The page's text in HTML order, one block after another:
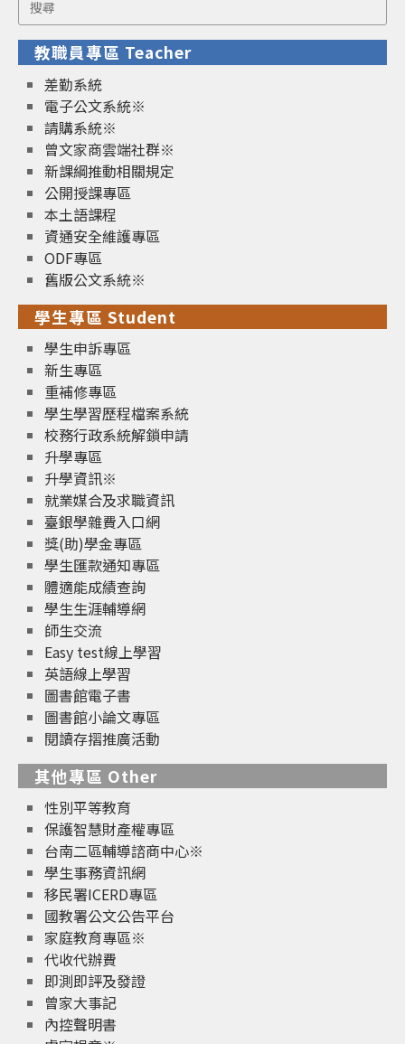
for:
教職員專區 Teacher
差勤系統
電子公文系統※
請購系統※
曾文家商雲端社群※
新課綱推動相關規定
公開授課專區
本土語課程
資通安全維護專區
ODF專區
舊版公文系統※
學生專區 Student
學生申訴專區
新生專區
重補修專區
學生學習歷程檔案系統
校務行政系統解鎖申請
升學專區
升學資訊※
就業媒合及求職資訊
臺銀學雜費入口網
獎(助)學金專區
學生匯款通知專區
體適能成績查詢
學生生涯輔導網
師生交流
Easy test線上學習
英語線上學習
圖書館電子書
圖書館小論文專區
閱讀存摺推廣活動
其他專區 Other
性別平等教育
保護智慧財產權專區
台南二區輔導諮商中心※
學生事務資訊網
移民署ICERD專區
國教署公文公告平台
家庭教育專區※
代收代辦費
即測即評及發證
曾家大事記
內控聲明書